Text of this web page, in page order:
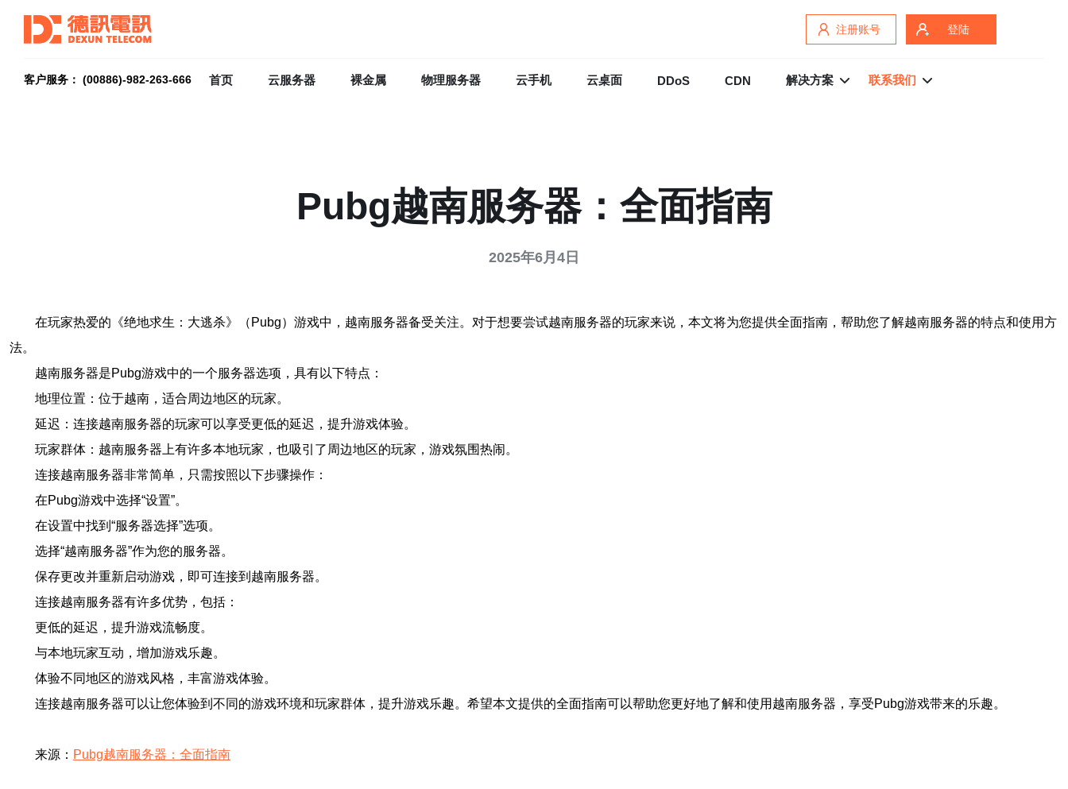
注册账号 登陆
客户服务： (00886)-982-263-666 首页 云服务器 裸金属 物理服务器 云手机 云桌面 DDoS CDN 解决方案 联系我们
Pubg越南服务器：全面指南
2025年6月4日
在玩家热爱的《绝地求生：大逃杀》（Pubg）游戏中，越南服务器备受关注。对于想要尝试越南服务器的玩家来说，本文将为您提供全面指南，帮助您了解越南服务器的特点和使用方
法。
越南服务器是Pubg游戏中的一个服务器选项，具有以下特点：
地理位置：位于越南，适合周边地区的玩家。
延迟：连接越南服务器的玩家可以享受更低的延迟，提升游戏体验。
玩家群体：越南服务器上有许多本地玩家，也吸引了周边地区的玩家，游戏氛围热闹。
连接越南服务器非常简单，只需按照以下步骤操作：
在Pubg游戏中选择“设置”。
在设置中找到“服务器选择”选项。
选择“越南服务器”作为您的服务器。
保存更改并重新启动游戏，即可连接到越南服务器。
连接越南服务器有许多优势，包括：
更低的延迟，提升游戏流畅度。
与本地玩家互动，增加游戏乐趣。
体验不同地区的游戏风格，丰富游戏体验。
连接越南服务器可以让您体验到不同的游戏环境和玩家群体，提升游戏乐趣。希望本文提供的全面指南可以帮助您更好地了解和使用越南服务器，享受Pubg游戏带来的乐趣。
来源： Pubg越南服务器：全面指南